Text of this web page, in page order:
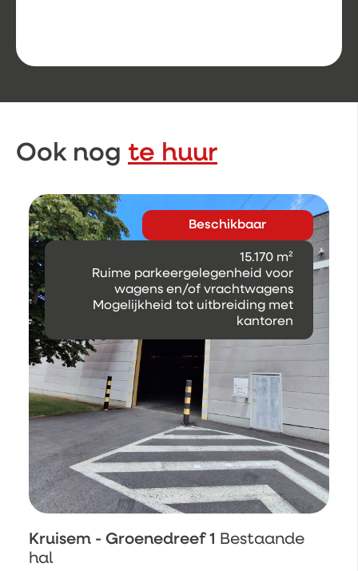
Ook nog te huur
Beschikbaar
15.170 m²
Ruime parkeergelegenheid voor
wagens en/of vrachtwagens
Mogelijkheid tot uitbreiding met
kantoren
Kruisem - Groenedreef 1 Bestaande
hal